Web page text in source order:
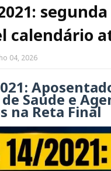
calendário
04, 2026
Saúde e
na Reta Final